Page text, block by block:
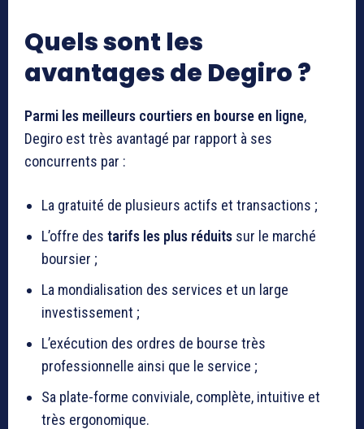
Quels sont les
avantages de Degiro ?
Parmi les meilleurs courtiers en bourse en ligne,
Degiro est très avantagé par rapport à ses
concurrents par :
La gratuité de plusieurs actifs et transactions ;
L’offre des tarifs les plus réduits sur le marché
boursier ;
La mondialisation des services et un large
investissement ;
L’exécution des ordres de bourse très
professionnelle ainsi que le service ;
Sa plate-forme conviviale, complète, intuitive et
très ergonomique.